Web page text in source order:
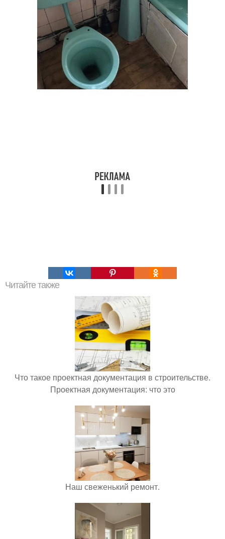
Читайте также
Что такое проектная документация в строительстве.
Проектная документация: что это
Наш свеженький ремонт.